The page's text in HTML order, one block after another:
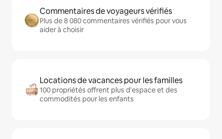
Commentaires de voyageurs vérifiés
Plus de 8 080 commentaires vérifiés pour vous
aider à choisir
Locations de vacances pour les familles
100 propriétés offrent plus d'espace et des
commodités pour les enfants